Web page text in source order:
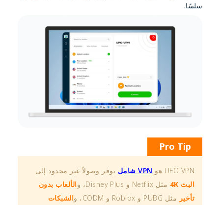
سلسًا.
Pro Tip
UFO VPN هو VPN شامل
يوفر وصولاً غير محدود إلى
البث 4K
مثل Netflix و Disney Plus، و
الألعاب بدون
تأخير مثل PUBG و Roblox و CODM، و الشبكات